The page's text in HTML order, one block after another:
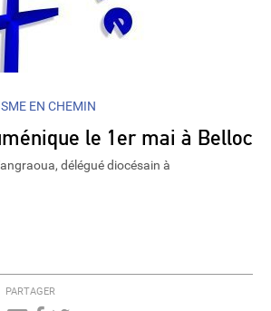
EN CHEMIN
le 1er mai à Belloc
délégué diocésain à
PARTAGER